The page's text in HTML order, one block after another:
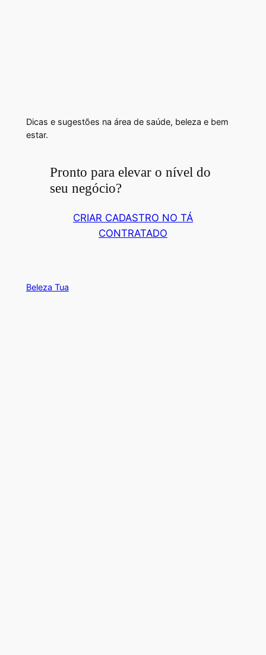
Dicas e sugestões na área de saúde, beleza e bem
estar.
Pronto para elevar o nível do
seu negócio?
CRIAR CADASTRO NO TÁ
CONTRATADO
Beleza Tua